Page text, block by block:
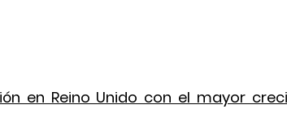
en Reino Unido con el mayor